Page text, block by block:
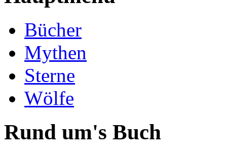
Bücher
Mythen
Sterne
Wölfe
Rund um's Buch